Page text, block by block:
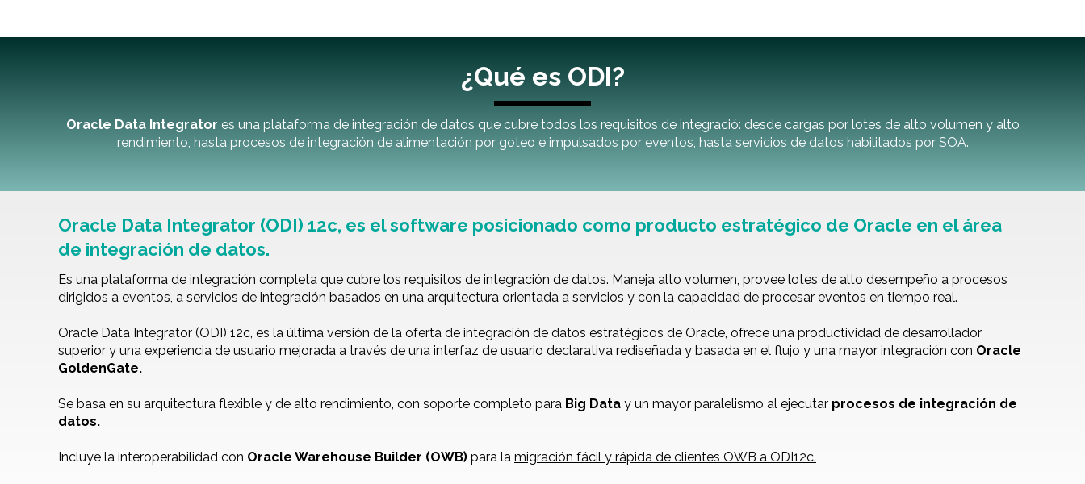
¿Qué es ODI?
Oracle Data Integrator es una plataforma de integración de datos que cubre todos los requisitos de integració: desde cargas por lotes de alto volumen y alto
rendimiento, hasta procesos de integración de alimentación por goteo e impulsados por eventos, hasta servicios de datos habilitados por SOA.
Oracle Data Integrator (ODI) 12c, es el software posicionado como producto estratégico de Oracle en el área
de integración de datos.
Es una plataforma de integración completa que cubre los requisitos de integración de datos. Maneja alto volumen, provee lotes de alto desempeño a procesos
dirigidos a eventos, a servicios de integración basados en una arquitectura orientada a servicios y con la capacidad de procesar eventos en tiempo real.
Oracle Data Integrator (ODI) 12c, es la última versión de la oferta de integración de datos estratégicos de Oracle, ofrece una productividad de desarrollador
superior y una experiencia de usuario mejorada a través de una interfaz de usuario declarativa rediseñada y basada en el flujo y una mayor integración con Oracle
GoldenGate.
Se basa en su arquitectura flexible y de alto rendimiento, con soporte completo para Big Data y un mayor paralelismo al ejecutar procesos de integración de
datos.
Incluye la interoperabilidad con Oracle Warehouse Builder (OWB) para la migración fácil y rápida de clientes OWB a ODI12c.